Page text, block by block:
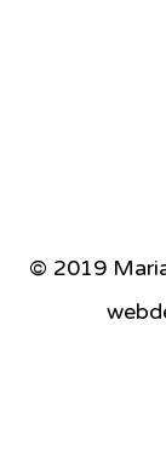
© 2019